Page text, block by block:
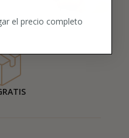
el precio completo